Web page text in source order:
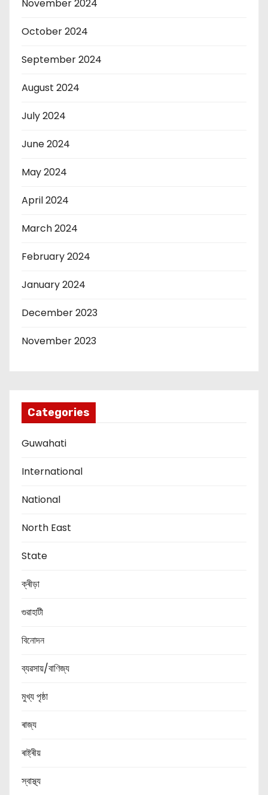
November 2024
October 2024
September 2024
August 2024
July 2024
June 2024
May 2024
April 2024
March 2024
February 2024
January 2024
December 2023
November 2023
Categories
Guwahati
International
National
North East
State
ক্ৰীড়া
গুৱাহাটী
বিনোদন
ব্যৱসায়/বাণিজ্য
মুখ্য পৃষ্ঠা
ৰাজ্য
ৰাষ্ট্ৰীয়
স্বাস্থ্য